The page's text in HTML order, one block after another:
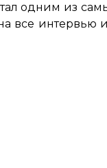
одним из
все интервью